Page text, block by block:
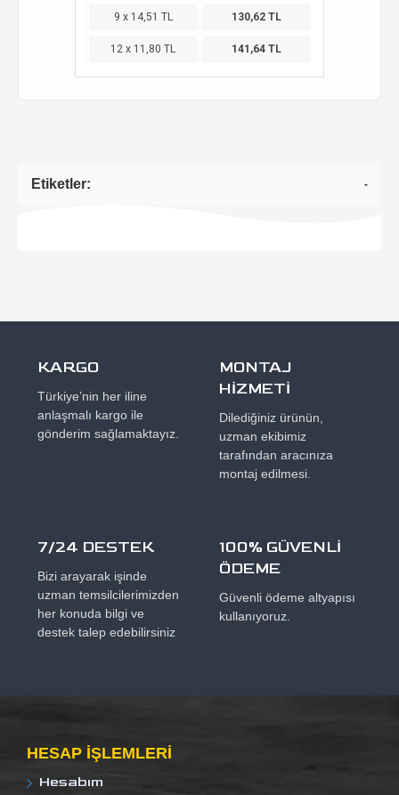
9 x 14,51 TL 130,62 TL
12 x 11,80 TL 141,64 TL
Etiketler: -
KARGO
Türkiye’nin her iline
anlaşmalı kargo ile
gönderim sağlamaktayız.
MONTAJ
HİZMETİ
Dilediğiniz ürünün,
uzman ekibimiz
tarafından aracınıza
montaj edilmesi.
7/24 DESTEK
Bizi arayarak işinde
uzman temsilcilerimizden
her konuda bilgi ve
destek talep edebilirsiniz
100% GÜVENLİ
ÖDEME
Güvenli ödeme altyapısı
kullanıyoruz.
HESAP IŞLEMLERI
Hesabım